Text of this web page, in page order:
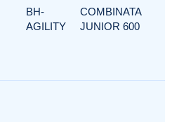
BH-
AGILITY
COMBINATA
JUNIOR 600